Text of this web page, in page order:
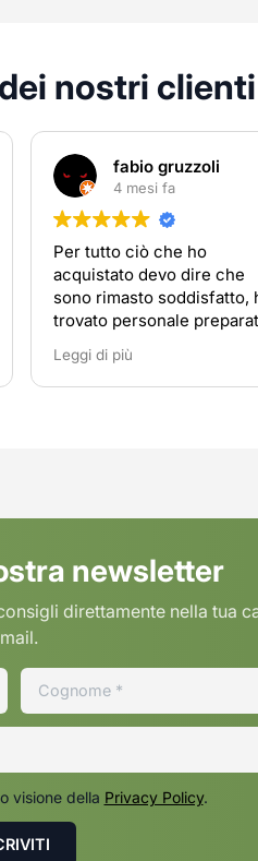
nostri clienti
fabio gruzzoli
4 mesi fa
Per tutto ciò che ho
acquistato devo dire che
sono rimasto soddisfatto,
trovato personale
Leggi di più
newsletter
direttamente nella tua
visione della Privacy Policy.